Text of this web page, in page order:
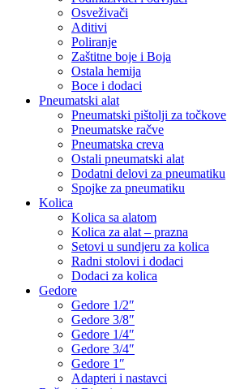
Osveživači
Aditivi
Poliranje
Zaštitne boje i Boja
Ostala hemija
Boce i dodaci
Pneumatski alat
Pneumatski pištolji za točkove
Pneumatske račve
Pneumatska creva
Ostali pneumatski alat
Dodatni delovi za pneumatiku
Spojke za pneumatiku
Kolica
Kolica sa alatom
Kolica za alat – prazna
Setovi u sundjeru za kolica
Radni stolovi i dodaci
Dodaci za kolica
Gedore
Gedore 1/2″
Gedore 3/8″
Gedore 1/4″
Gedore 3/4″
Gedore 1″
Adapteri i nastavci